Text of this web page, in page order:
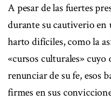
A pesar de las fuertes
durante su cautiverio en
harto difíciles, como la
«cursos culturales» cuyo
renunciar de su fe, esos
firmes en sus